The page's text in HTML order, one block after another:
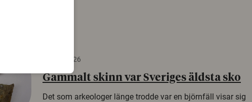
22 juni 2026
Gammalt skinn var Sveriges äldsta sko
Det som arkeologer länge trodde var en björnfäll visar sig